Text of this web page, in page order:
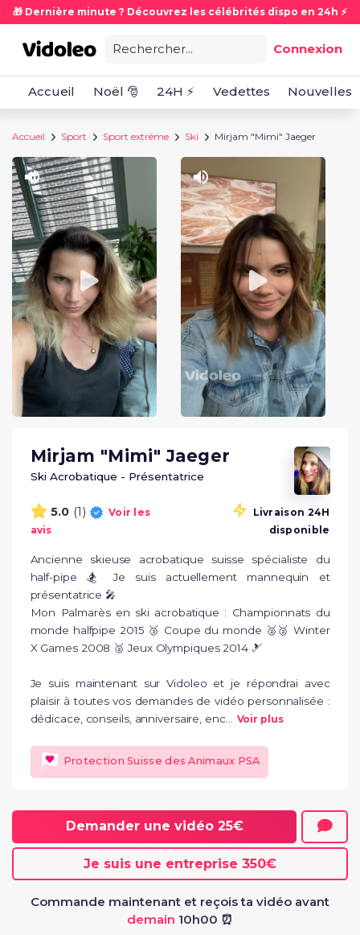
🎁 Dernière minute ? Découvrez les célébrités dispo en 24h ⚡
Rechercher... Connexion
Accueil Noël 🎅 24H ⚡ Vedettes Nouvelles
Accueil Sport Sport extrême Ski Mirjam "Mimi" Jaeger
Mirjam "Mimi" Jaeger
Ski Acrobatique - Présentatrice
5.0 (1)
Voir les
avis
Livraison 24H
disponible
Ancienne skieuse acrobatique suisse spécialiste du
half-pipe 🏂 Je suis actuellement mannequin et
présentatrice 🎤
Mon Palmarès en ski acrobatique : Championnats du
monde halfpipe 2015 🥉 Coupe du monde 🥈🥈 Winter
X Games 2008 🥈 Jeux Olympiques 2014 🎿
Je suis maintenant sur Vidoleo et je répondrai avec
plaisir à toutes vos demandes de vidéo personnalisée :
dédicace, conseils, anniversaire, enc...
Voir plus
Protection Suisse des Animaux PSA
Demander une vidéo 25€
Je suis une entreprise 350€
Commande maintenant et reçois ta vidéo avant
demain 10h00 ⏰